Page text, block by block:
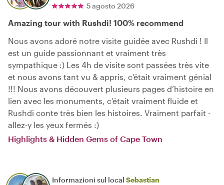
5 agosto 2026
Amazing tour with Rushdi! 100% recommend
Nous avons adoré notre visite guidée avec Rushdi ! Il
est un guide passionnant et vraiment très
sympathique :) Les 4h de visite sont passées très vite
et nous avons tant vu & appris, c’était vraiment génial
!!! Nous avons découvert plusieurs pages d’histoire en
lien avec les monuments, c’était vraiment fluide et
Rushdi conte très bien les histoires. Vraiment parfait -
allez-y les yeux fermés :)
Highlights & Hidden Gems of Cape Town
Informazioni sul local Sebastian